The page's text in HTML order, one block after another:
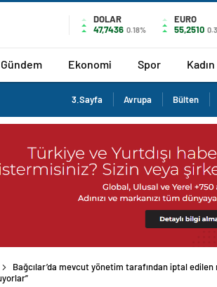
DOLAR
47,7436 0.18%
EURO
55,2510
Gündem Ekonomi Spor Kadın
3.Sayfa Avrupa Bülten
Bağcılar’da mevcut yönetim tarafından iptal